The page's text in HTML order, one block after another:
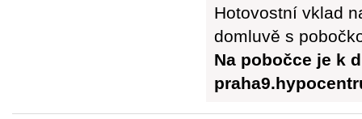
Hotovostní vklad
domluvě s
Na pobočce je k